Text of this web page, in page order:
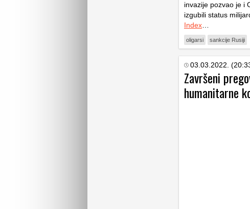
invazije pozvao je i
izgubili status
Index
oligarsi sankcije Rusiji
03.03.2022.
Završeni
humanitarne